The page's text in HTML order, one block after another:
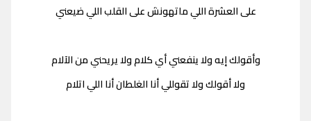
على العشرة اللي ماتهونش على القلب اللي ضيعني
وأقولك إيه ولا ينفعني أي كلام ولا يريحني من الآلام
ولا أقولك ولا تقوللي أنا الغلطان أنا اللي اتلام